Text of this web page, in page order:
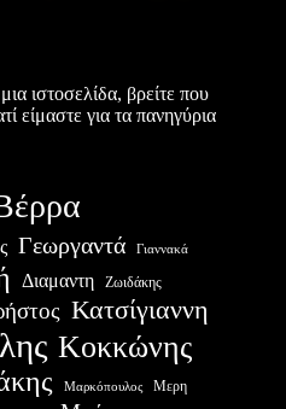
ιστοσελίδα, βρείτε που
είμαστε για τα πανηγύρια
Γεωργαντά Γιαννακά
Διαμαντη Ζωιδάκης
Κατσίγιαννη
Κοκκώνης
Μαρκόπουλος Μερη